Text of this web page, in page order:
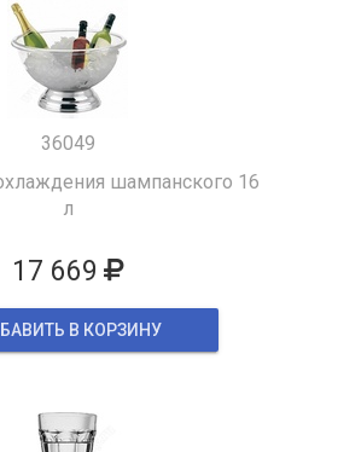
36049
шампанского 16
л
17 669
В КОРЗИНУ